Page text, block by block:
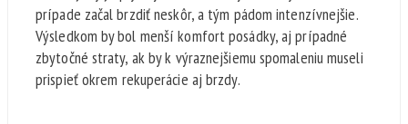
prípade začal brzdiť neskôr, a tým pádom intenzívnejšie.
Výsledkom by bol menší komfort posádky, aj prípadné
zbytočné straty, ak by k výraznejšiemu spomaleniu museli
prispieť okrem rekuperácie aj brzdy.